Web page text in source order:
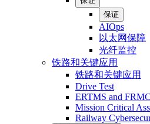
保证
AIOps
以太网保障
光纤监控
铁路和关键应用
铁路和关键应用
Drive Test
ERTMS and
Mission Critical
Railway